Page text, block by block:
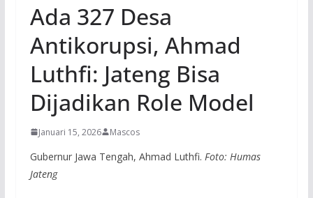
Ada 327 Desa
Antikorupsi, Ahmad
Luthfi: Jateng Bisa
Dijadikan Role Model
Januari 15, 2026 Mascos
Gubernur Jawa Tengah, Ahmad Luthfi. Foto: Humas
Jateng